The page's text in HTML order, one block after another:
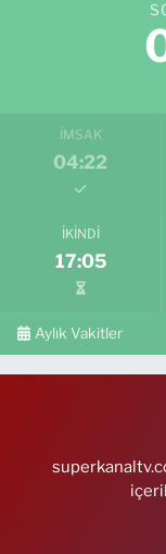
İMSAK
04:22
İKINDI
17:05
Aylık Vakitler